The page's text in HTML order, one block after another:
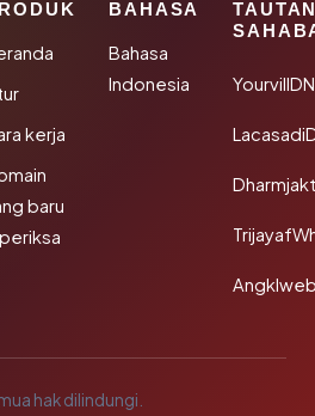
kerja
baru
BAHASA
Bahasa
Indonesia
hak dilindungi.